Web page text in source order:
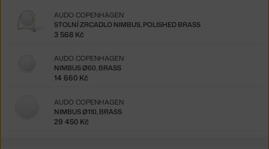
STOLNÍ ZRCADLO NIMBUS, POLISHED BRASS
AUDO COPENHAGEN
3 568 Kč
NIMBUS Ø60, BRASS
AUDO COPENHAGEN
14 660 Kč
NIMBUS Ø110, BRASS
AUDO COPENHAGEN
29 450 Kč